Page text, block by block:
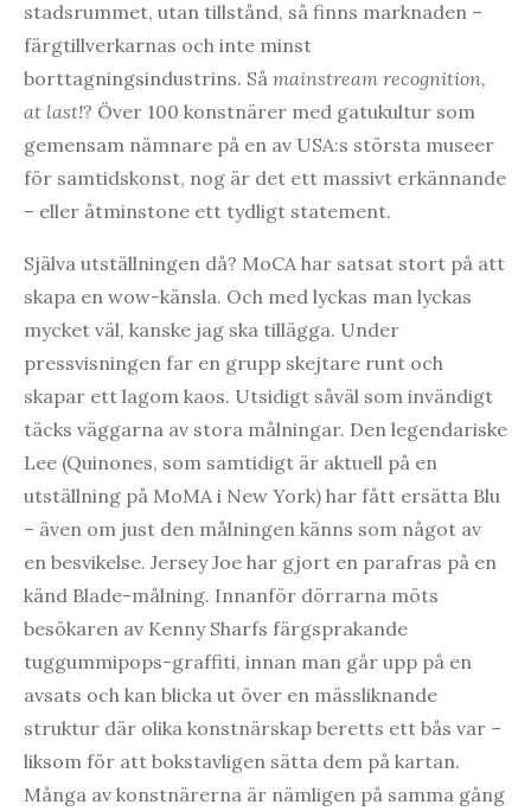
stadsrummet, utan tillstånd, så finns marknaden –
färgtillverkarnas och inte minst
borttagningsindustrins. Så mainstream recognition,
at last!? Över 100 konstnärer med gatukultur som
gemensam nämnare på en av USA:s största museer
för samtidskonst, nog är det ett massivt erkännande
– eller åtminstone ett tydligt statement.
Själva utställningen då? MoCA har satsat stort på att
skapa en wow-känsla. Och med lyckas man lyckas
mycket väl, kanske jag ska tillägga. Under
pressvisningen far en grupp skejtare runt och
skapar ett lagom kaos. Utsidigt såväl som invändigt
täcks väggarna av stora målningar. Den legendariske
Lee (Quinones, som samtidigt är aktuell på en
utställning på MoMA i New York) har fått ersätta Blu
– även om just den målningen känns som något av
en besvikelse. Jersey Joe har gjort en parafras på en
känd Blade-målning. Innanför dörrarna möts
besökaren av Kenny Sharfs färgsprakande
tuggummipops-graffiti, innan man går upp på en
avsats och kan blicka ut över en mässliknande
struktur där olika konstnärskap beretts ett bås var –
liksom för att bokstavligen sätta dem på kartan.
Många av konstnärerna är nämligen på samma gång